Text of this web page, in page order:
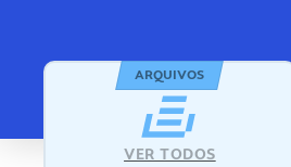
ARQUIVOS
VER TODOS